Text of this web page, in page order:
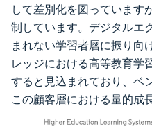
して差別化を図っています
制しています。デジタルエ
まれない学習者層に振り向
レッジにおける高等教育学
すると見込まれており、ベ
この顧客層における量的成